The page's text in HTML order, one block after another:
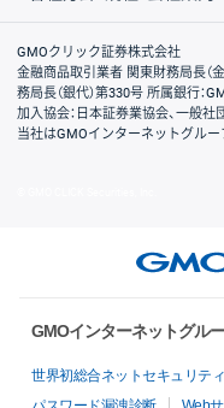
取引規程・約款
サイトマップ
その他のご案内
個人情報保護方針
最良執行方針
サイトのご利用について
ディスクレイマー
信託保全
リスク説明
会社案内
GMOクリック証券株式会社
金融商品取引業者 関東財務局長（
務局長（銀代）第330号 所属銀行：
加入協会：日本証券業協会、一般
当社はGMOインターネットグルー
GMOインターネットグル
世界初総合ネットセキュリテ